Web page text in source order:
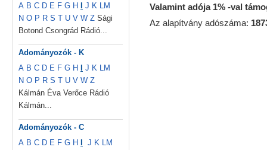
A B C D E F G H J K LM
N O P R S T U V W Z Sági
Botond Csongrád Rádió...
Adományozók - K
A B C D E F G H J K LM
N O P R S T U V W Z
Kálmán Éva Verőce Rádió
Kálmán...
Adományozók - C
A B C D E F G H J K LM
Valamint adója 1% -val
Az alapítvány adószáma: